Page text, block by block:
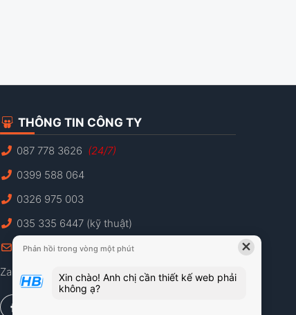
THÔNG TIN CÔNG TY
087 778 3626 (24/7)
0399 588 064
0326 975 003
035 335 6447 (kỹ thuật)
info@hbweb.vn
Zalo: 087 778 3626
×
Phản hồi trong vòng một phút
Xin chào! Anh chị cần thiết kế web phải
không ạ?